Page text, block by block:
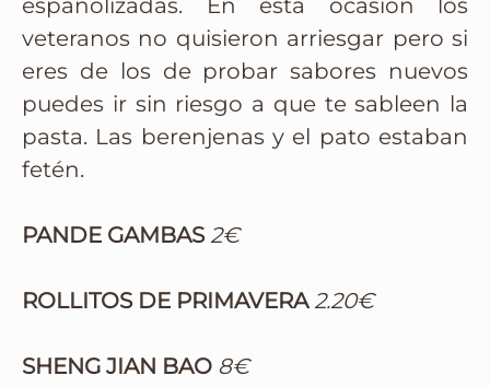
españolizadas. En esta ocasión los
veteranos no quisieron arriesgar pero si
eres de los de probar sabores nuevos
puedes ir sin riesgo a que te sableen la
pasta. Las berenjenas y el pato estaban
fetén.
PANDE GAMBAS 2€
ROLLITOS DE PRIMAVERA 2.20€
SHENG JIAN BAO 8€